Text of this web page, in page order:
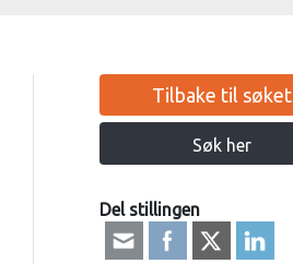
Tilbake til søket
Søk her
Del stillingen